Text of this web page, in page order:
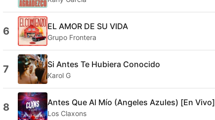
6 EL AMOR DE SU VIDA
Grupo Frontera
7 Si Antes Te Hubiera Conocido
Karol G
8 Antes Que Al Mío (Angeles Azules) [En Vivo]
Los Claxons